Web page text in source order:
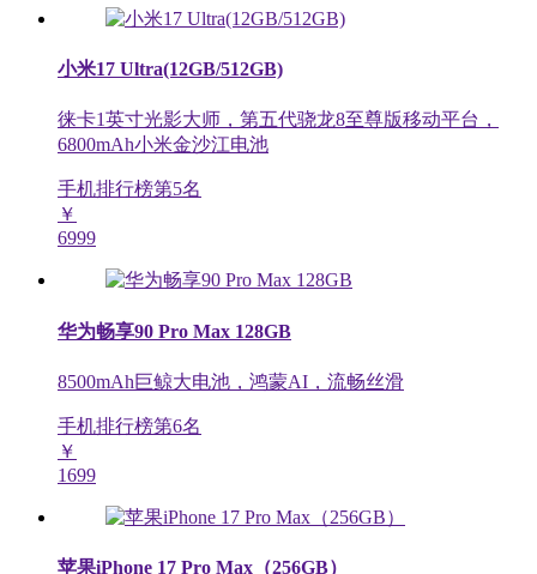
小米17 Ultra(12GB/512GB)
徕卡1英寸光影大师，第五代骁龙8至尊版移动平台，
6800mAh小米金沙江电池
手机排行榜第5名
￥
6999
华为畅享90 Pro Max 128GB
8500mAh巨鲸大电池，鸿蒙AI，流畅丝滑
手机排行榜第6名
￥
1699
苹果iPhone 17 Pro Max（256GB）